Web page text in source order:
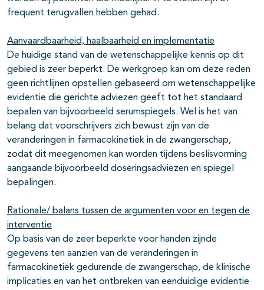
frequent terugvallen hebben gehad.
Aanvaardbaarheid, haalbaarheid en implementatie
De huidige stand van de wetenschappelijke kennis op dit
gebied is zeer beperkt. De werkgroep kan om deze reden
geen richtlijnen opstellen gebaseerd om wetenschappelijke
evidentie die gerichte adviezen geeft tot het standaard
bepalen van bijvoorbeeld serumspiegels. Wel is het van
belang dat voorschrijvers zich bewust zijn van de
veranderingen in farmacokinetiek in de zwangerschap,
zodat dit meegenomen kan worden tijdens beslisvorming
aangaande bijvoorbeeld doseringsadviezen en spiegel
bepalingen.
Rationale/ balans tussen de argumenten voor en tegen de
interventie
Op basis van de zeer beperkte voor handen zijnde
gegevens ten aanzien van de veranderingen in
farmacokinetiek gedurende de zwangerschap, de klinische
implicaties en van het ontbreken van eenduidige evidentie